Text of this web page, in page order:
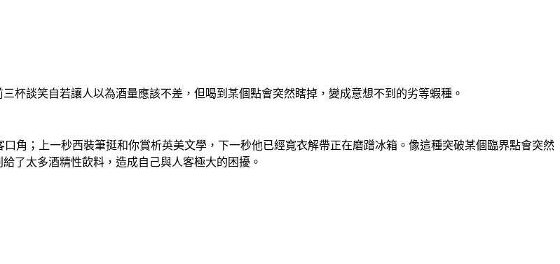
杯談笑自若讓人以為酒量應該不差，但喝到某個點會突然瞎掉，變成意想不到的劣等蝦種。
角；上一秒西裝筆挺和你賞析英美文學，下一秒他已經寬衣解帶正在磨蹭冰箱。像這種突破某個臨界點會突然
了太多酒精性飲料，造成自己與人客極大的困擾。